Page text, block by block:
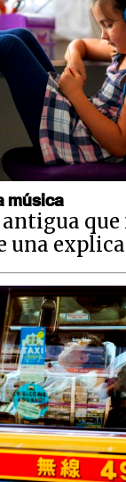
música
que
una